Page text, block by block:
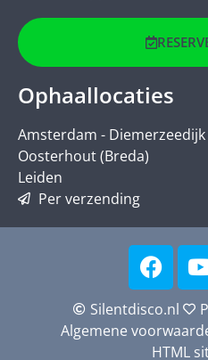
Ophaallocaties
Amsterdam - Diemerzeedijk
Oosterhout (Breda)
Leiden
Per verzending
Silentdisco.nl
Algemene
HTML